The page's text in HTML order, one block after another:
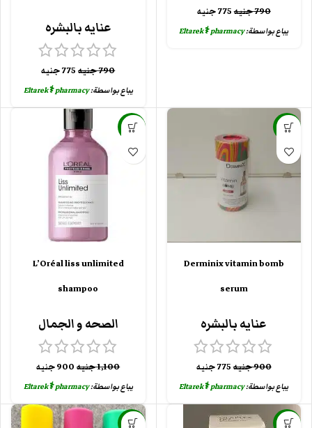
790جنيه775جنيه
يباع بواسطة:Eltarek⚕️ pharmacy عنايه بالبشره
790جنيه 775جنيه
يباع بواسطة:Eltarek⚕️ pharmacy
-14%
Derminix vitamin bomb
serum
عنايه بالبشره
900جنيه775جنيه
يباع بواسطة:Eltarek⚕️ pharmacy
-18%
L’Oréal liss unlimited
shampoo
الصحه و الجمال
1,100جنيه 900جنيه
يباع بواسطة:Eltarek⚕️ pharmacy
-25%
-12%